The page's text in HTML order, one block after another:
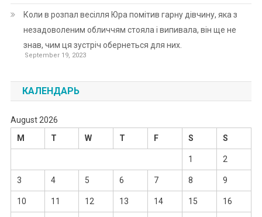
Коли в розпал весілля Юра помітив гарну дівчину, яка з
незадоволеним обличчям стояла і випивала, він ще не
знав, чим ця зустріч обернеться для них.
September 19, 2023
КАЛЕНДАРЬ
August 2026
M
T W T F S S
1 2
3 4 5 6 7 8 9
10 11 12 13 14 15 16